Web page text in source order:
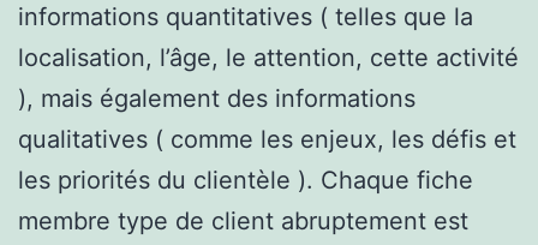
informations quantitatives ( telles que la
localisation, l’âge, le attention, cette activité
), mais également des informations
qualitatives ( comme les enjeux, les défis et
les priorités du clientèle ). Chaque fiche
membre type de client abruptement est